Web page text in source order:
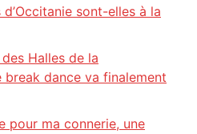
sont-elles à la
Halles de la
break dance va finalement
pour ma connerie, une